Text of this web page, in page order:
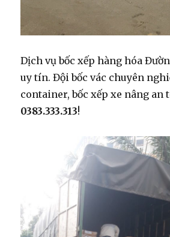
Dịch vụ bốc xếp hàng hóa
uy tín. Đội bốc vác chuyên
container, bốc xếp xe nâng an
0383.333.313!